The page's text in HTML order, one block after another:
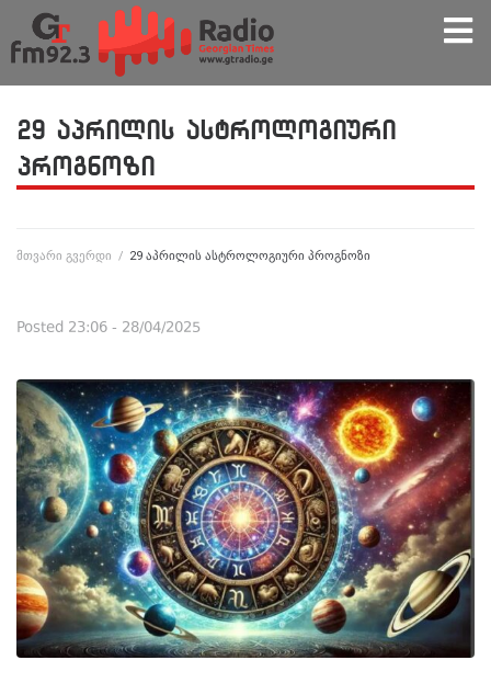
29 აპრილის ასტროლოგიური
პროგნოზი
მთვარი გვერდი / 29 აპრილის ასტროლოგიური პროგნოზი
Posted 23:06 - 28/04/2025